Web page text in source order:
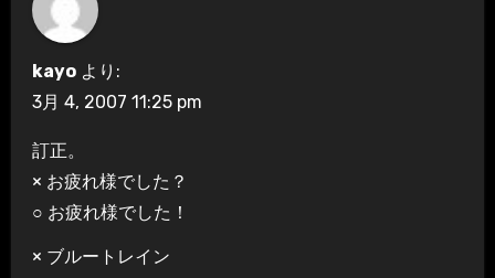
kayo より:
3月 4, 2007 11:25 pm
訂正。
× お疲れ様でした？
○ お疲れ様でした！
× ブルートレイン